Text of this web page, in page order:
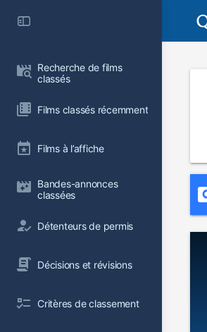
Recherche de films
classés
Films classés récemment
Films à l’affiche
Bandes-annonces
classées
Détenteurs de permis
Décisions et révisions
Critères de classement